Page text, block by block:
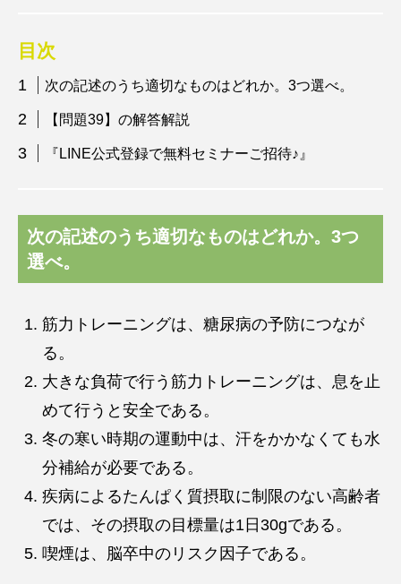
目次
次の記述のうち適切なものはどれか。3つ選べ。
【問題39】の解答解説
『LINE公式登録で無料セミナーご招待♪』
次の記述のうち適切なものはどれか。3つ
選べ。
筋力トレーニングは、糖尿病の予防につなが
る。
大きな負荷で行う筋力トレーニングは、息を止
めて行うと安全である。
冬の寒い時期の運動中は、汗をかかなくても水
分補給が必要である。
疾病によるたんぱく質摂取に制限のない高齢者
では、その摂取の目標量は1日30gである。
喫煙は、脳卒中のリスク因子である。